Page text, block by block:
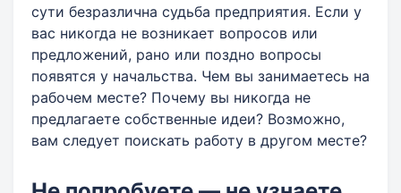
сути безразлична судьба предприятия. Если у
вас никогда не возникает вопросов или
предложений, рано или поздно вопросы
появятся у начальства. Чем вы занимаетесь на
рабочем месте? Почему вы никогда не
предлагаете собственные идеи? Возможно,
вам следует поискать работу в другом месте?